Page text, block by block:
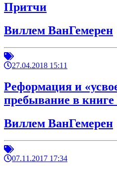
Притчи
Виллем ВанГемерен
27.04.2018 15:11
Реформация и
пребывание в
Виллем ВанГемерен
07.11.2017 17:34